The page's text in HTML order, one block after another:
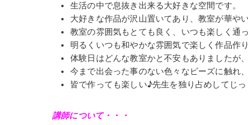
生活の中で息抜き出来る大好きな空間です。
大好きな作品が沢山置いてあり、教室が華や
教室の雰囲気もとても良く、いつも楽しく通っ
明るくいつも和やかな雰囲気で楽しく作品作
体験日はどんな教室かと不安もありましたが
今まで出会った事のない色々なビーズに触れ
皆で作っても楽しい♪先生を独り占めしてじ
講師について・・・